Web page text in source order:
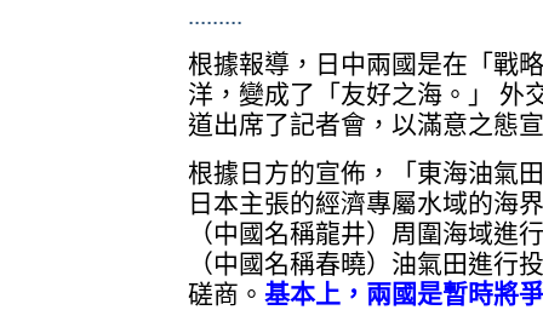
.........
根據報導，日中兩國是在「戰
洋，變成了「友好之海。」 外
道出席了記者會，以滿意之態
根據日方的宣佈，「東海油氣
日本主張的經濟專屬水域的海
（中國名稱龍井）周圍海域進
（中國名稱春曉）油氣田進行
磋商。 基本上，兩國是暫時將